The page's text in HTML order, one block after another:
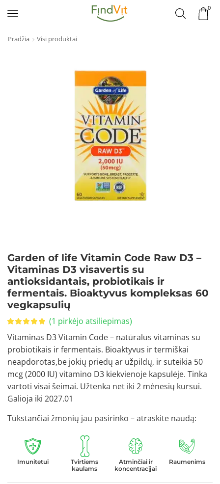
0
Pradžia Visi produktai
Garden of life Vitamin Code Raw D3 –
Vitaminas D3 visavertis su
antioksidantais, probiotikais ir
fermentais. Bioaktyvus kompleksas 60
vegkapsulių
(1 pirkėjo atsiliepimas)
Vitaminas D3 Vitamin Code – natūralus vitaminas su
probiotikais ir fermentais. Bioaktyvus ir termiškai
neapdorotas,be jokių priedų ar užpildų, ir suteikia 50
mcg (2000 IU) vitamino D3 kiekvienoje kapsulėje. Tinka
vartoti visai šeimai. Užtenka net iki 2 mėnesių kursui.
Galioja iki 2027.01
Tūkstančiai žmonių jau pasirinko – atraskite naudą:
Imunitetui
Tvirtiems
kaulams
Atminčiai ir
koncentracijai
Raumenims